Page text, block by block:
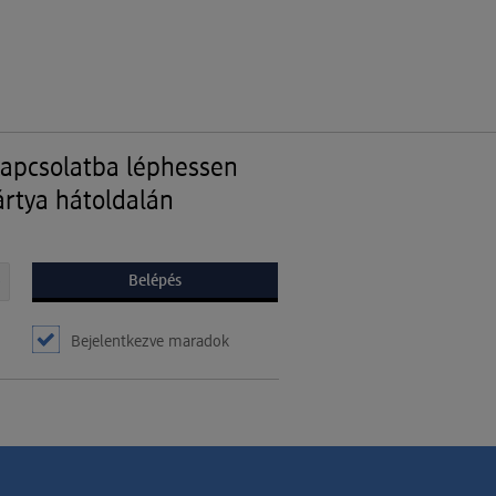
léphessen
hátoldalán
Bejelentkezve maradok